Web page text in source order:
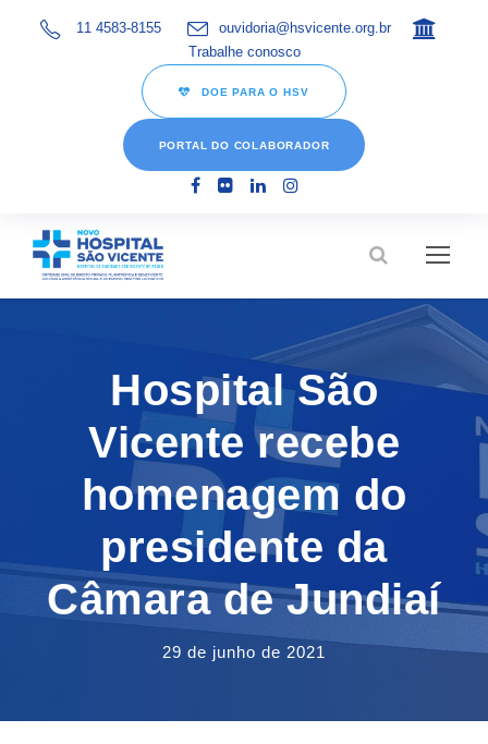
11 4583-8155
ouvidoria@hsvicente.org.br
Trabalhe conosco
DOE PARA O HSV
PORTAL DO COLABORADOR
Hospital São
Vicente recebe
homenagem do
presidente da
Câmara de Jundiaí
29 de junho de 2021